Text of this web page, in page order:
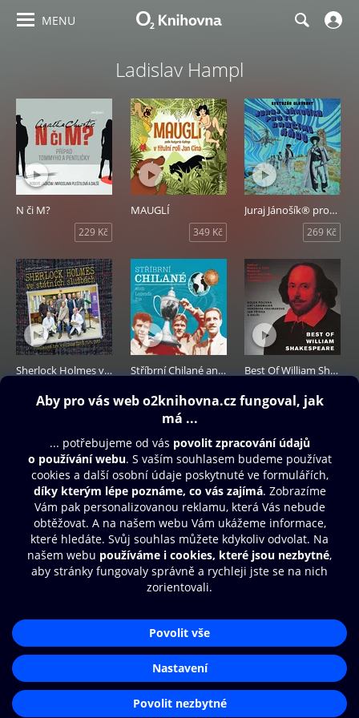
MENU
Ladislav Hampl
N či M?
229 Kč
MAUGLÍ
349 Kč
Juraj Jánošík® proti Dračímu řádu
269 Kč
Sherlock Holmes ve státních službách
209 Kč
Stříbrní Chilané aneb Legenda žije Best Of William Shakespeare
99 Kč
Obsah ke stažení
Moje O2 Knihovna
Další zábava
© O2 Czech Republic a.s.
Přístupnost
Zásady zpracování osobních údajů
Nastavení cookies
Aplikace O2 Knihovna
Čti a poslouchej své e-knihy a
audioknihy rychleji a pohodlněji.